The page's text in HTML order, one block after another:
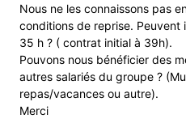
Nous ne les connaissons pas
conditions de reprise. Peuvent
35 h ? ( contrat initial à 39h).
Pouvons nous bénéficier des
autres salariés du groupe ?
repas/vacances ou autre).
Merci